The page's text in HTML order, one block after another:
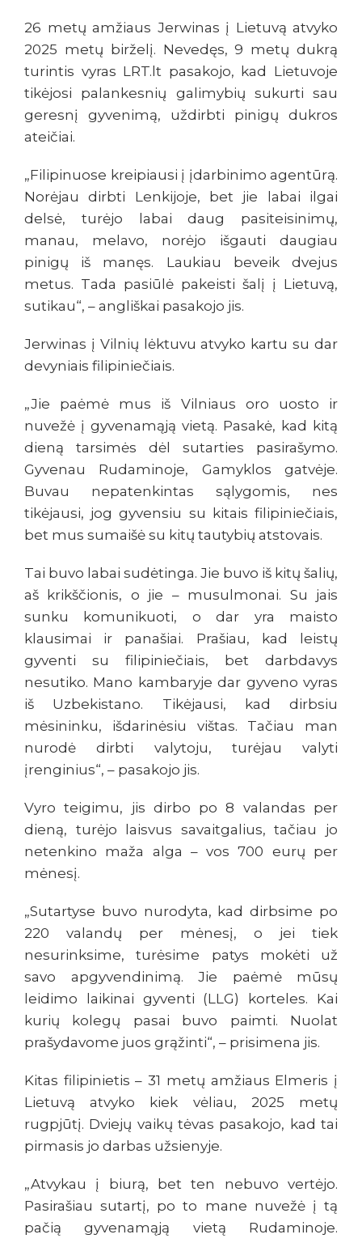
26 metų amžiaus Jerwinas į Lietuvą atvyko
2025 metų birželį. Nevedęs, 9 metų dukrą
turintis vyras LRT.lt pasakojo, kad Lietuvoje
tikėjosi palankesnių galimybių sukurti sau
geresnį gyvenimą, uždirbti pinigų dukros
ateičiai.
„Filipinuose kreipiausi į įdarbinimo agentūrą.
Norėjau dirbti Lenkijoje, bet jie labai ilgai
delsė, turėjo labai daug pasiteisinimų,
manau, melavo, norėjo išgauti daugiau
pinigų iš manęs. Laukiau beveik dvejus
metus. Tada pasiūlė pakeisti šalį į Lietuvą,
sutikau“, – angliškai pasakojo jis.
Jerwinas į Vilnių lėktuvu atvyko kartu su dar
devyniais filipiniečiais.
„Jie paėmė mus iš Vilniaus oro uosto ir
nuvežė į gyvenamąją vietą. Pasakė, kad kitą
dieną tarsimės dėl sutarties pasirašymo.
Gyvenau Rudaminoje, Gamyklos gatvėje.
Buvau nepatenkintas sąlygomis, nes
tikėjausi, jog gyvensiu su kitais filipiniečiais,
bet mus sumaišė su kitų tautybių atstovais.
Tai buvo labai sudėtinga. Jie buvo iš kitų šalių,
aš krikščionis, o jie – musulmonai. Su jais
sunku komunikuoti, o dar yra maisto
klausimai ir panašiai. Prašiau, kad leistų
gyventi su filipiniečiais, bet darbdavys
nesutiko. Mano kambaryje dar gyveno vyras
iš Uzbekistano. Tikėjausi, kad dirbsiu
mėsininku, išdarinėsiu vištas. Tačiau man
nurodė dirbti valytoju, turėjau valyti
įrenginius“, – pasakojo jis.
Vyro teigimu, jis dirbo po 8 valandas per
dieną, turėjo laisvus savaitgalius, tačiau jo
netenkino maža alga – vos 700 eurų per
mėnesį.
„Sutartyse buvo nurodyta, kad dirbsime po
220 valandų per mėnesį, o jei tiek
nesurinksime, turėsime patys mokėti už
savo apgyvendinimą. Jie paėmė mūsų
leidimo laikinai gyventi (LLG) korteles. Kai
kurių kolegų pasai buvo paimti. Nuolat
prašydavome juos grąžinti“, – prisimena jis.
Kitas filipinietis – 31 metų amžiaus Elmeris į
Lietuvą atvyko kiek vėliau, 2025 metų
rugpjūtį. Dviejų vaikų tėvas pasakojo, kad tai
pirmasis jo darbas užsienyje.
„Atvykau į biurą, bet ten nebuvo vertėjo.
Pasirašiau sutartį, po to mane nuvežė į tą
pačią gyvenamąją vietą Rudaminoje.